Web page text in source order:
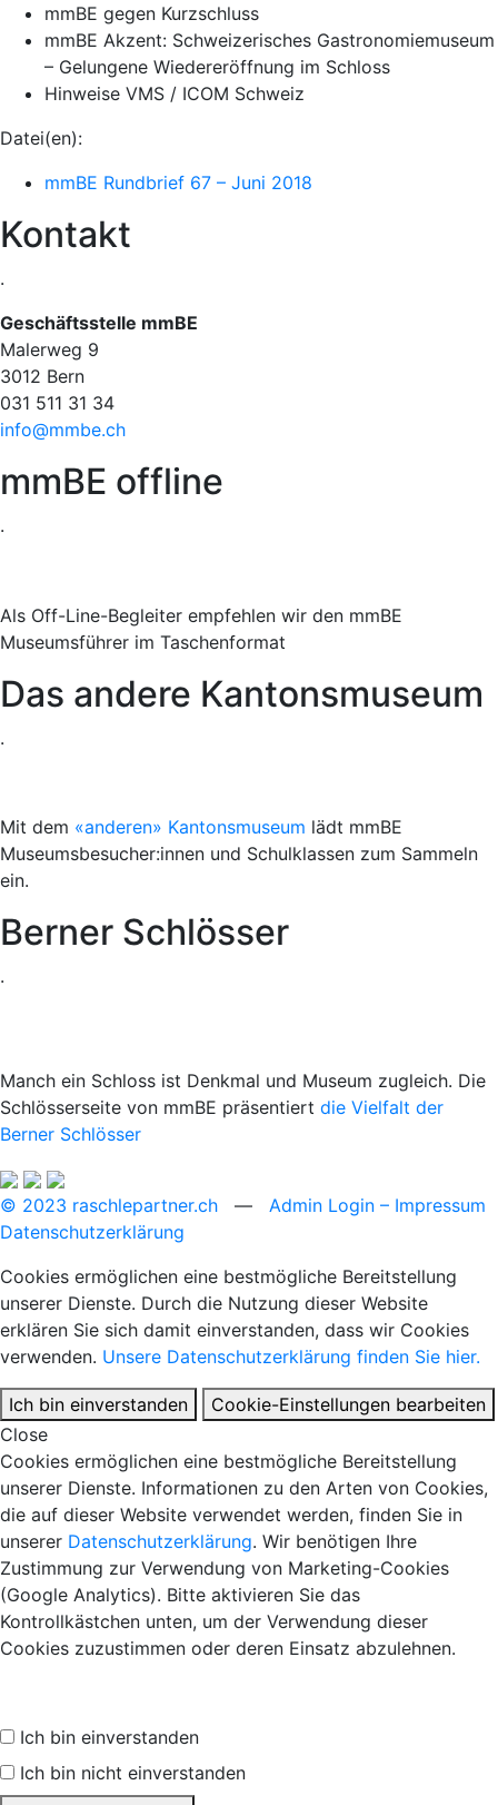
mmBE gegen Kurzschluss
mmBE Akzent: Schweizerisches Gastronomiemuseum
– Gelungene Wiedereröffnung im Schloss
Hinweise VMS / ICOM Schweiz
Datei(en):
mmBE Rundbrief 67 – Juni 2018
Kontakt
.
Geschäftsstelle mmBE
Malerweg 9
3012 Bern
031 511 31 34
info@mmbe.ch
mmBE offline
.
Als Off-Line-Begleiter empfehlen wir den mmBE
Museumsführer im Taschenformat
Das andere Kantonsmuseum
.
Mit dem «anderen» Kantonsmuseum lädt mmBE
Museumsbesucher:innen und Schulklassen zum Sammeln
ein.
Berner Schlösser
.
Manch ein Schloss ist Denkmal und Museum zugleich. Die
Schlösserseite von mmBE präsentiert die Vielfalt der
Berner Schlösser
© 2023 raschlepartner.ch — Admin Login – Impressum
Datenschutzerklärung
Cookies ermöglichen eine bestmögliche Bereitstellung
unserer Dienste. Durch die Nutzung dieser Website
erklären Sie sich damit einverstanden, dass wir Cookies
verwenden. Unsere Datenschutzerklärung finden Sie hier.
Ich bin einverstanden
Cookie-Einstellungen bearbeiten
Close
Cookies ermöglichen eine bestmögliche Bereitstellung
unserer Dienste. Informationen zu den Arten von Cookies,
die auf dieser Website verwendet werden, finden Sie in
unserer Datenschutzerklärung. Wir benötigen Ihre
Zustimmung zur Verwendung von Marketing-Cookies
(Google Analytics). Bitte aktivieren Sie das
Kontrollkästchen unten, um der Verwendung dieser
Cookies zuzustimmen oder deren Einsatz abzulehnen.
Ich bin einverstanden
Ich bin nicht einverstanden